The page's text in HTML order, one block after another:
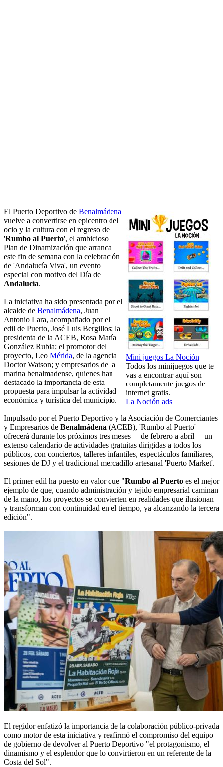
Mini juegos La Noción
Todos los minijuegos que te
vas a encontrar aquí son
completamente juegos de
internet gratis.
La Noción ads
El Puerto Deportivo de Benalmádena
vuelve a convertirse en epicentro del
ocio y la cultura con el regreso de
'Rumbo al Puerto', el ambicioso
Plan de Dinamización que arranca
este fin de semana con la celebración
de 'Andalucía Viva', un evento
especial con motivo del Día de
Andalucía.
La iniciativa ha sido presentada por el
alcalde de Benalmádena, Juan
Antonio Lara, acompañado por el
edil de Puerto, José Luis Bergillos; la
presidenta de la ACEB, Rosa María
González Rubia; el promotor del
proyecto, Leo Mérida, de la agencia
Doctor Watson; y empresarios de la
marina benalmadense, quienes han
destacado la importancia de esta
propuesta para impulsar la actividad
económica y turística del municipio.
Impulsado por el Puerto Deportivo y la Asociación de Comerciantes
y Empresarios de Benalmádena (ACEB), 'Rumbo al Puerto'
ofrecerá durante los próximos tres meses —de febrero a abril— un
extenso calendario de actividades gratuitas dirigidas a todos los
públicos, con conciertos, talleres infantiles, espectáculos familiares,
sesiones de DJ y el tradicional mercadillo artesanal 'Puerto Market'.
El primer edil ha puesto en valor que "Rumbo al Puerto es el mejor
ejemplo de que, cuando administración y tejido empresarial caminan
de la mano, los proyectos se convierten en realidades que ilusionan
y transforman con continuidad en el tiempo, ya alcanzando la tercera
edición".
El regidor enfatizó la importancia de la colaboración público-privada
como motor de esta iniciativa y reafirmó el compromiso del equipo
de gobierno de devolver al Puerto Deportivo "el protagonismo, el
dinamismo y el esplendor que lo convirtieron en un referente de la
Costa del Sol".